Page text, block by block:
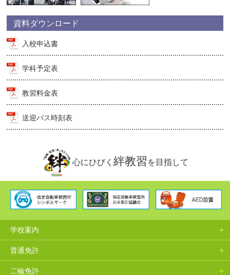
資料ダウンロード
入校申込書
学科予定表
教習料金表
送迎バス時刻表
心にひびく 絆教習 を目指して
学校案内
普通免許
二輪免許